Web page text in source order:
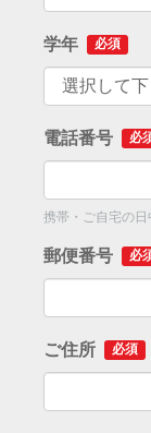
学年 必須
電話番号 必
携帯・ご自宅の
郵便番号 必
ご住所 必須